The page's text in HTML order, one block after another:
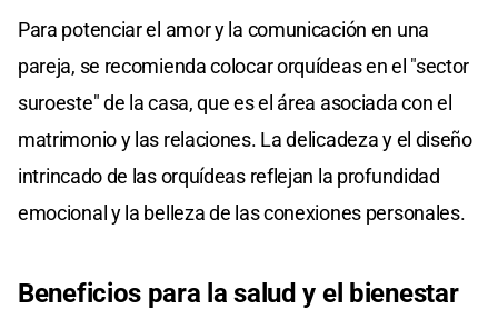
Para potenciar el amor y la comunicación en una
pareja, se recomienda colocar orquídeas en el "sector
suroeste" de la casa, que es el área asociada con el
matrimonio y las relaciones. La delicadeza y el diseño
intrincado de las orquídeas reflejan la profundidad
emocional y la belleza de las conexiones personales.
Beneficios para la salud y el bienestar